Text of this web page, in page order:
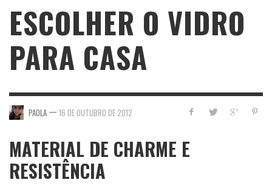
ESCOLHER O VIDRO
PARA CASA
PAOLA — 16 DE OUTUBRO DE 2012
MATERIAL DE CHARME E
RESISTÊNCIA